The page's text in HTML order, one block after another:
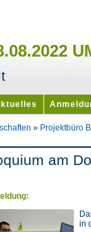
» Projektbüro
am
in